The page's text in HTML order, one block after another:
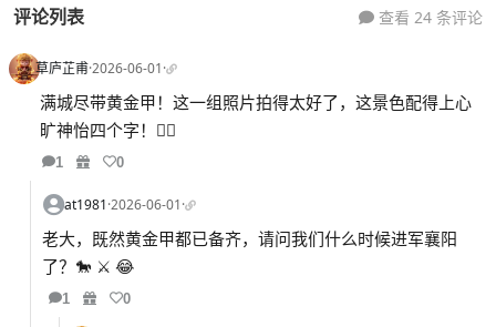
评论列表 查看 24 条评论
草庐芷甫·2026-06-01·
满城尽带黄金甲！这一组照片拍得太好了，这景色配得上心
旷神怡四个字！👍🏻
1 0
at1981·2026-06-01·
老大，既然黄金甲都已备齐，请问我们什么时候进军襄阳
了？🐎 ⚔️ 😂
1 0